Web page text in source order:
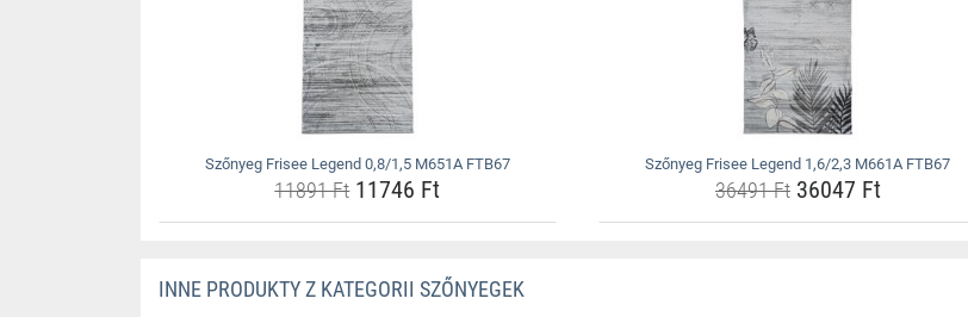
Szőnyeg Frisee Legend 0,8/1,5 M651A FTB67
11891 Ft11746 Ft
Szőnyeg Frisee Legend 1,6/2,3 M661A FTB67
36491 Ft36047 Ft
INNE PRODUKTY Z KATEGORII SZŐNYEGEK